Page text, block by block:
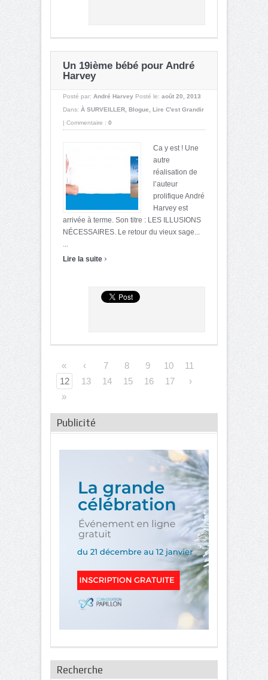
Un 19ième bébé pour André
Harvey
Posté par: André Harvey Posté le: août 20, 2013
Dans: À SURVEILLER Blogue
Lire C'est Grandir
| Commentaire : 0
Ca y est ! Une
autre
réalisation de
l’auteur
prolifique André
Harvey est
arrivée à terme. Son titre : LES ILLUSIONS
NÉCESSAIRES. Le retour du vieux sage...
Lire la suite ›
« ‹ 7 8 9 10
11
12
13 14 15 16 17
›
»
Publicité
Recherche